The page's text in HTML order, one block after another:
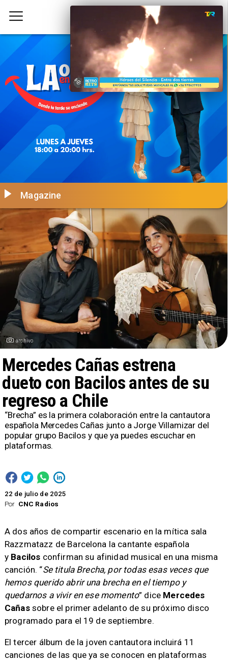
archivo
Por CNC Radios
Mercedes Cañas estrena
dueto con Bacilos antes de su
regreso a Chile
Magazine
22 de julio de 2025
​“Brecha” es la primera colaboración entre la cantautora
española Mercedes Cañas junto a Jorge Villamizar del
popular grupo Bacilos y que ya puedes escuchar en
plataformas.
A dos años de compartir escenario en la mítica sala
Razzmatazz de Barcelona la cantante española
y Bacilos confirman su afinidad musical en una misma
canción. “Se titula Brecha, por todas esas veces que
hemos querido abrir una brecha en el tiempo y
quedarnos a vivir en ese momento” dice Mercedes
Cañassobre el primer adelanto de su próximo disco
programado para el 19 de septiembre.
El tercer álbum de la joven cantautora incluirá 11
canciones de las que ya se conocen en plataformas